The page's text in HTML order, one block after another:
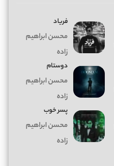
فریاد
محسن ابراهیم
زاده
دوستام
محسن ابراهیم
زاده
پسر خوب
محسن ابراهیم
زاده